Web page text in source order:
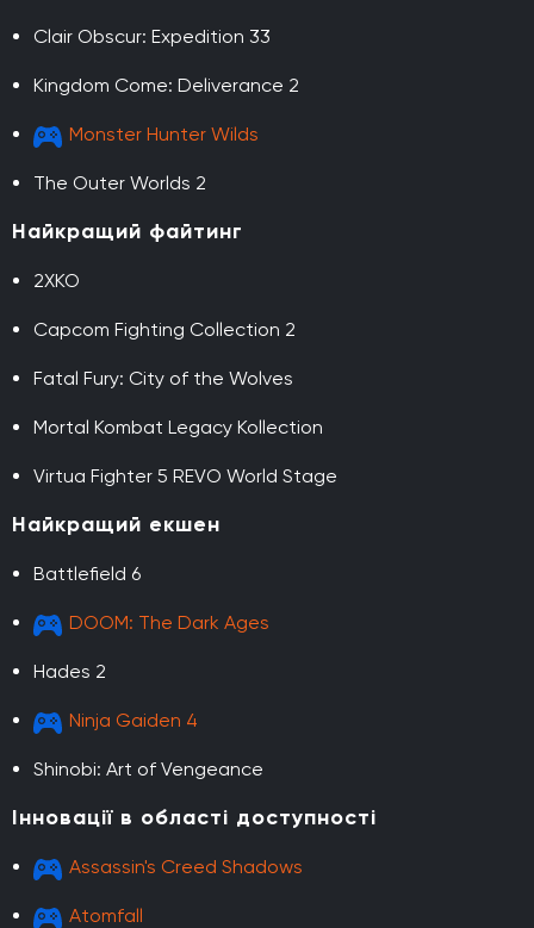
Clair Obscur: Expedition 33
Kingdom Come: Deliverance 2
Monster Hunter Wilds
The Outer Worlds 2
Найкращий файтинг
2XKO
Capcom Fighting Collection 2
Fatal Fury: City of the Wolves
Mortal Kombat Legacy Kollection
Virtua Fighter 5 REVO World Stage
Найкращий екшен
Battlefield 6
DOOM: The Dark Ages
Hades 2
Ninja Gaiden 4
Shinobi: Art of Vengeance
Інновації в області доступності
Assassin's Creed Shadows
Atomfall